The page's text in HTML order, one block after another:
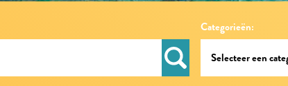
Categorieën: